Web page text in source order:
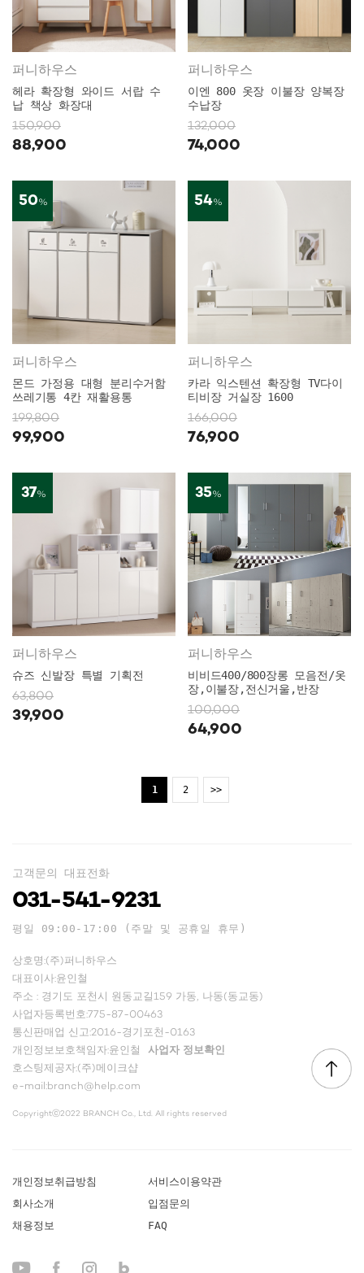
퍼니하우스
헤라 확장형 와이드 서랍 수
납 책상 화장대
150,900
88,900
퍼니하우스
이엔 800 옷장 이불장 양복장
수납장
132,000
74,000
50%
퍼니하우스
몬드 가정용 대형 분리수거함
쓰레기통 4칸 재활용통
199,800
99,900
54%
퍼니하우스
카라 익스텐션 확장형 TV다이
티비장 거실장 1600
166,000
76,900
37%
퍼니하우스
슈즈 신발장 특별 기획전
63,800
39,900
35%
퍼니하우스
비비드400/800장롱 모음전/옷
장,이불장,전신거울,반장
100,000
64,900
1 2 >>
고객문의 대표전화
031-541-9231
평일 09:00-17:00 (주말 및 공휴일 휴무)
상호명:(주)퍼니하우스
대표이사:윤인철
주소 : 경기도 포천시 원동교길159 가동, 나동(동교동)
사업자등록번호:775-87-00463
통신판매업 신고:2016-경기포천-0163
개인정보보호책임자:윤인철
사업자 정보확인
호스팅제공자:(주)메이크샵
e-mail:branch@help.com
Copyrightⓒ2022 BRANCH Co., Ltd. All rights reserved
개인정보취급방침
서비스이용약관
회사소개
입점문의
채용정보
FAQ